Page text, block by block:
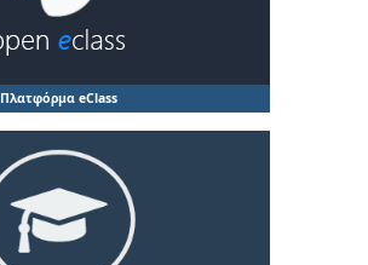
Πλατφόρμα eClass